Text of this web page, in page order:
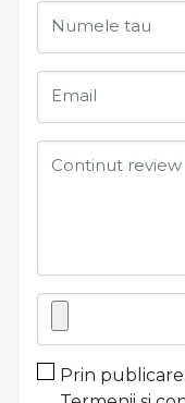
Numele tau
Email
Continut review
Prin